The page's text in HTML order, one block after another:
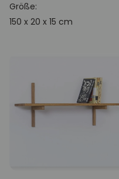
Größe:
150 x 20 x 15 cm